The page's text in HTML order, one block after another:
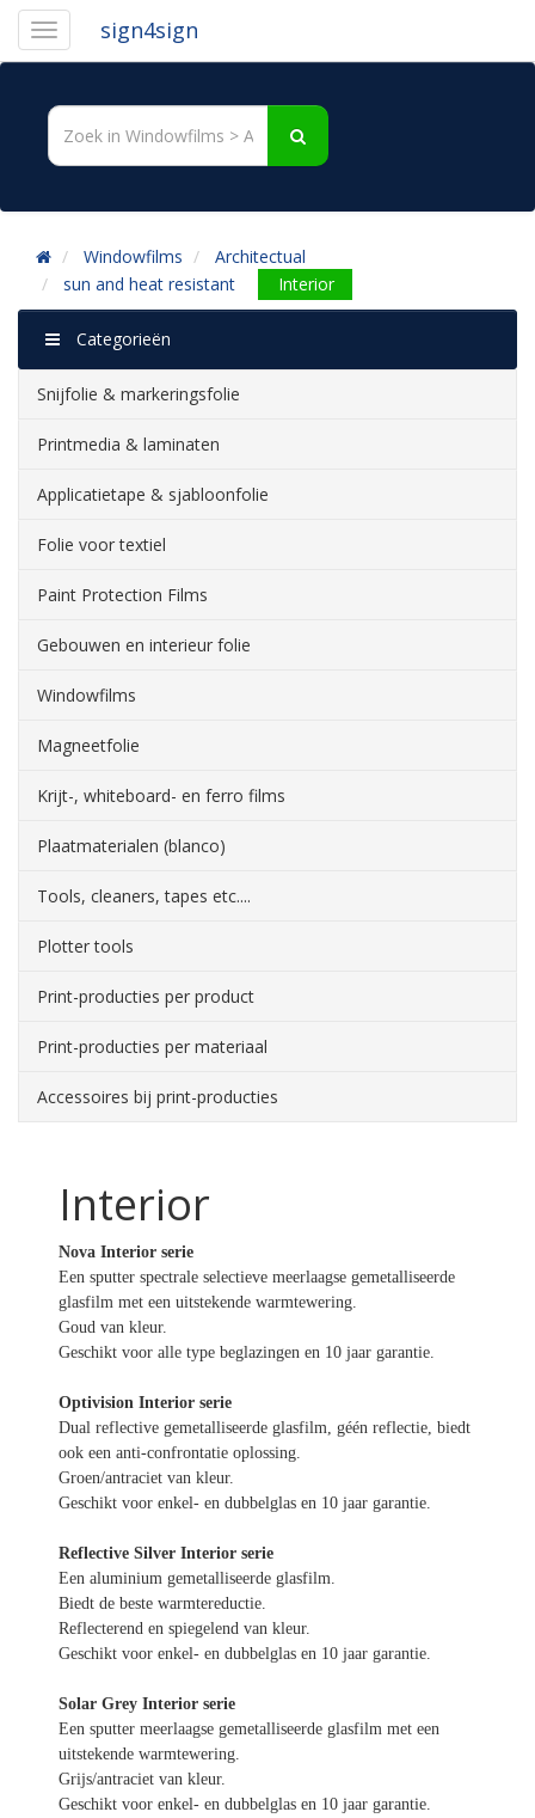
sign4sign
Windowfilms
Architectual
sun and heat resistant
Interior
Categorieën
Snijfolie & markeringsfolie
Printmedia & laminaten
Applicatietape & sjabloonfolie
Folie voor textiel
Paint Protection Films
Gebouwen en interieur folie
Windowfilms
Magneetfolie
Krijt-, whiteboard- en ferro films
Plaatmaterialen (blanco)
Tools, cleaners, tapes etc....
Plotter tools
Print-producties per product
Print-producties per materiaal
Accessoires bij print-producties
Interior
Nova Interior serie
Een sputter spectrale selectieve meerlaagse gemetalliseerde
glasfilm met een uitstekende warmtewering.
Goud van kleur.
Geschikt voor alle type beglazingen en 10 jaar garantie.
Optivision Interior serie
Dual reflective gemetalliseerde glasfilm, géén reflectie, biedt
ook een anti-confrontatie oplossing.
Groen/antraciet van kleur.
Geschikt voor enkel- en dubbelglas en 10 jaar garantie.
Reflective Silver Interior serie
Een aluminium gemetalliseerde glasfilm.
Biedt de beste warmtereductie.
Reflecterend en spiegelend van kleur.
Geschikt voor enkel- en dubbelglas en 10 jaar garantie.
Solar Grey Interior serie
Een sputter meerlaagse gemetalliseerde glasfilm met een
uitstekende warmtewering.
Grijs/antraciet van kleur.
Geschikt voor enkel- en dubbelglas en 10 jaar garantie.